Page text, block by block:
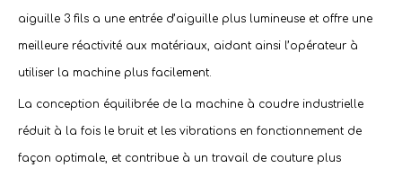
aiguille 3 fils a une entrée d’aiguille plus lumineuse et offre une
meilleure réactivité aux matériaux, aidant ainsi l’opérateur à
utiliser la machine plus facilement.
La conception équilibrée de la machine à coudre industrielle
réduit à la fois le bruit et les vibrations en fonctionnement de
façon optimale, et contribue à un travail de couture plus